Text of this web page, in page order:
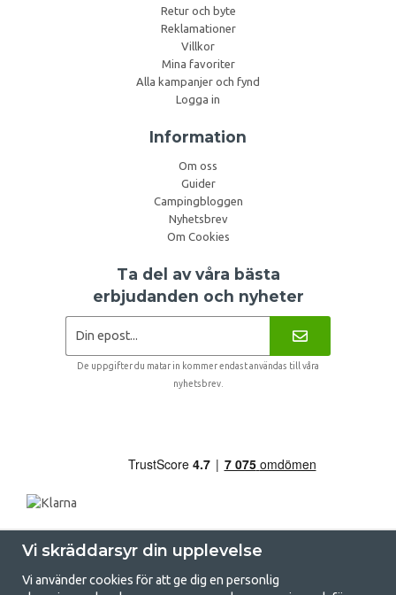
Retur och byte
Reklamationer
Villkor
Mina favoriter
Alla kampanjer och fynd
Logga in
Information
Om oss
Guider
Campingbloggen
Nyhetsbrev
Om Cookies
Ta del av våra bästa
erbjudanden och nyheter
De uppgifter du matar in kommer endast användas till våra
nyhetsbrev.
Vi skräddarsyr din upplevelse
Vi använder cookies för att ge dig en personlig